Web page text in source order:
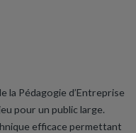
la Pédagogie d’Entreprise
pour un public large.
efficace permettant